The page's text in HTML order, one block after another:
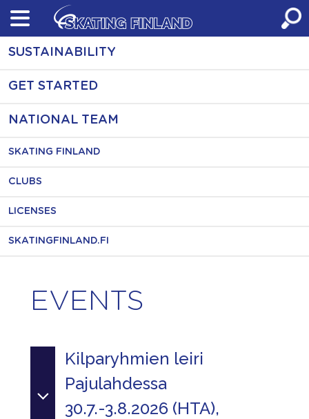
Skip
content
SUSTAINABILITY
GET STARTED
NATIONAL TEAM
SKATING FINLAND
CLUBS
LICENSES
SKATINGFINLAND.FI
EVENTS
Kilparyhmien leiri
Pajulahdessa
30.7.-3.8.2026 (HTA),